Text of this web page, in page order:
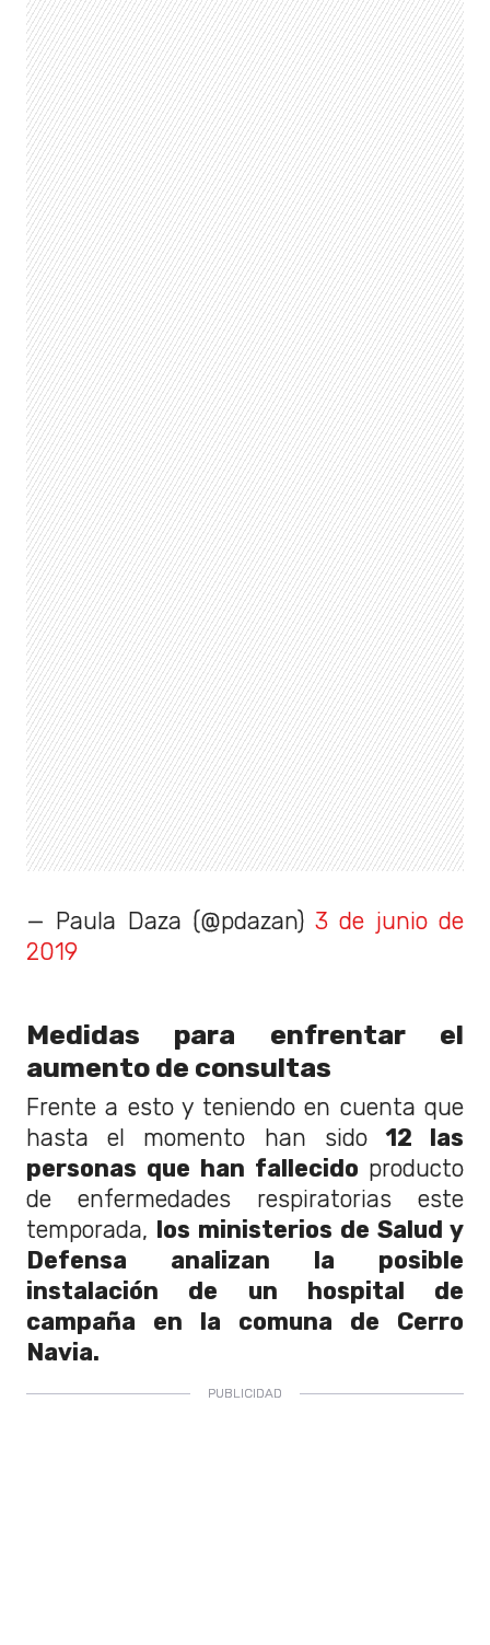
— Paula Daza (@pdazan)3 de junio de
2019
Medidas para enfrentar el
aumento de consultas
Frente a esto y teniendo en cuenta que
hasta el momento han sido12 las
personas que han fallecido producto
de enfermedades respiratorias este
temporada, los ministerios de Salud y
Defensa analizan la posible
instalación de un hospital de
campaña en la comuna de Cerro
Navia.